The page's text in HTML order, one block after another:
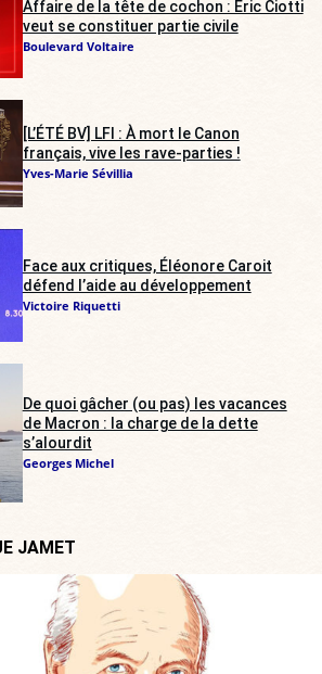
Affaire de la tête de cochon : Éric Ciotti
veut se constituer partie civile
Boulevard Voltaire
[L’ÉTÉ BV] LFI : À mort le Canon
français, vive les rave-parties !
Yves-Marie Sévillia
Face aux critiques, Éléonore Caroit
défend l’aide au développement
Victoire Riquetti
De quoi gâcher (ou pas) les vacances
de Macron : la charge de la dette
s’alourdit
Georges Michel
JAMET